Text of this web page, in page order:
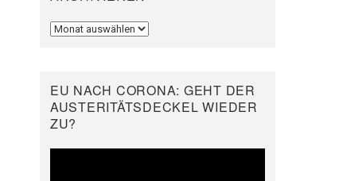
Archivieren
EU NACH CORONA: GEHT DER
AUSTERITÄTSDECKEL WIEDER
ZU?